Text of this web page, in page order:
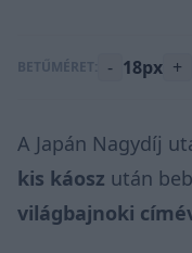
BETŰMÉRET: - 18px +
A Japán Nagydíj
kis káosz után
világbajnoki